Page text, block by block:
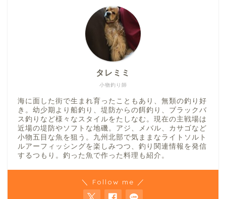
小物釣り師
タレミミ
海に面した街で生まれ育ったこともあり、無類の釣り好
き。幼少期より船釣り、堤防からの餌釣り、ブラックバ
ス釣りなど様々なスタイルをたしなむ。現在の主戦場は
近場の堤防やソフトな地磯。アジ、メバル、カサゴなど
小物五目な魚を狙う。九州北部で気ままなライトソルト
ルアーフィッシングを楽しみつつ、釣り関連情報を発信
するつもり。釣った魚で作った料理も紹介。
＼ Follow me ／